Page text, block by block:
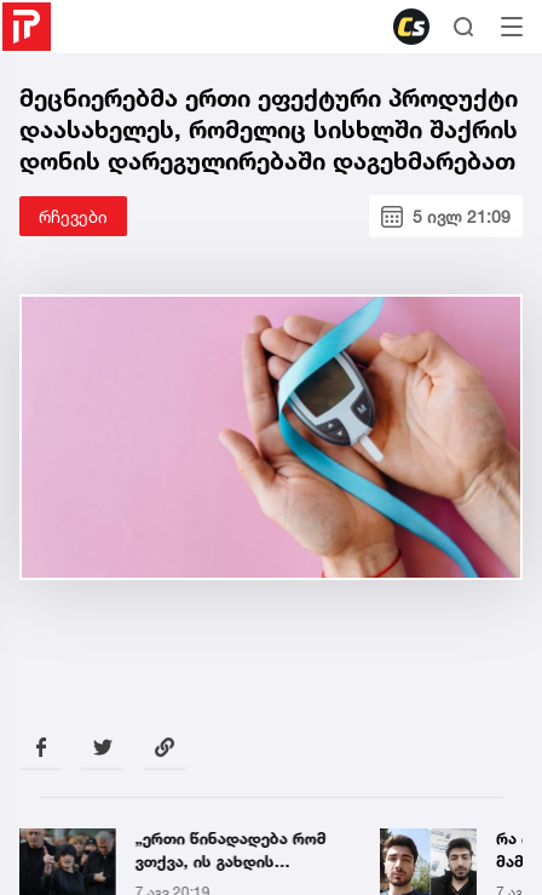
მეცნიერებმა ერთი ეფექტური პროდუქტი
დაასახელეს, რომელიც სისხლში შაქრის
დონის დარეგულირებაში დაგეხმარებათ
რჩევები 5 ივლ 21:09
რა ისმის ნია იმნაძისა და
მამამისის ფარული
ჩანაწერიდან - გიგა